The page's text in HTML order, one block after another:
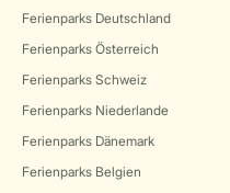
Ferienparks Deutschland
Ferienparks Österreich
Ferienparks Schweiz
Ferienparks Niederlande
Ferienparks Dänemark
Ferienparks Belgien